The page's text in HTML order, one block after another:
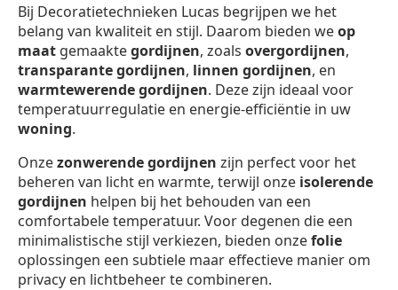
Bij Decoratietechnieken Lucas begrijpen we het
belang van kwaliteit en stijl. Daarom bieden weop
maat gemaaktegordijnen, zoals overgordijnen,
transparante gordijnen, linnen gordijnen, en
warmtewerende gordijnen. Deze zijn ideaal voor
temperatuurregulatie en energie-efficiëntie in uw
woning.
Onzezonwerende gordijnen zijn perfect voor het
beheren van licht en warmte, terwijl onze isolerende
gordijnen helpen bij het behouden van een
comfortabele temperatuur. Voor degenen die een
minimalistische stijl verkiezen, bieden onzefolie
oplossingen een subtiele maar effectieve manier om
privacy en lichtbeheer te combineren.